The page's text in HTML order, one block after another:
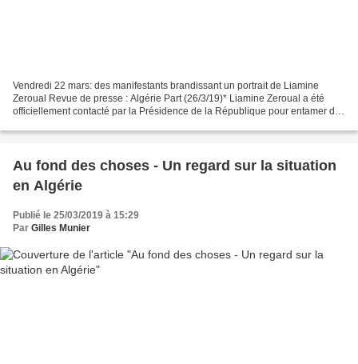
Vendredi 22 mars: des manifestants brandissant un portrait de Liamine
Zeroual Revue de presse : Algérie Part (26/3/19)* Liamine Zeroual a été
officiellement contacté par la Présidence de la République pour entamer des
Au fond des choses - Un regard sur la situation
en Algérie
Publié le 25/03/2019 à 15:29
Par Gilles Munier